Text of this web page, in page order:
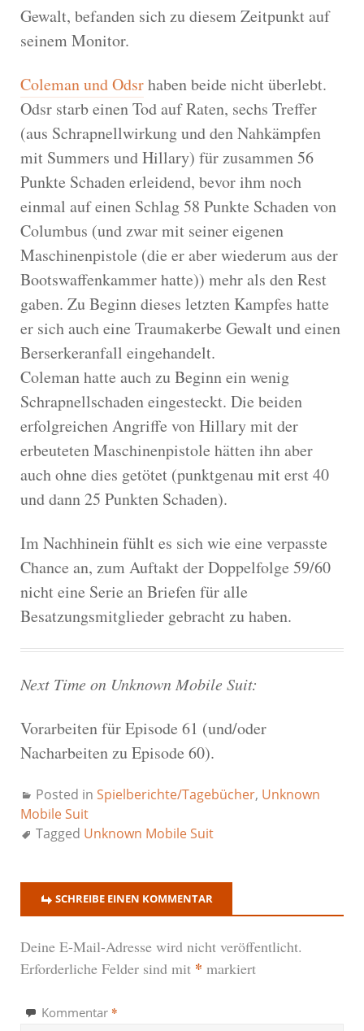
Gewalt, befanden sich zu diesem Zeitpunkt auf
seinem Monitor.
Coleman und Odsrhaben beide nicht überlebt.
Odsr starb einen Tod auf Raten, sechs Treffer
(aus Schrapnellwirkung und den Nahkämpfen
mit Summers und Hillary) für zusammen 56
Punkte Schaden erleidend, bevor ihm noch
einmal auf einen Schlag 58 Punkte Schaden von
Columbus (und zwar mit seiner eigenen
Maschinenpistole (die er aber wiederum aus der
Bootswaffenkammer hatte)) mehr als den Rest
gaben. Zu Beginn dieses letzten Kampfes hatte
er sich auch eine Traumakerbe Gewalt und einen
Berserkeranfall eingehandelt.
Coleman hatte auch zu Beginn ein wenig
Schrapnellschaden eingesteckt. Die beiden
erfolgreichen Angriffe von Hillary mit der
erbeuteten Maschinenpistole hätten ihn aber
auch ohne dies getötet (punktgenau mit erst 40
und dann 25 Punkten Schaden).
Im Nachhinein fühlt es sich wie eine verpasste
Chance an, zum Auftakt der Doppelfolge 59/60
nicht eine Serie an Briefen für alle
Besatzungsmitglieder gebracht zu haben.
Next Time on Unknown Mobile Suit:
Vorarbeiten für Episode 61 (und/oder
Nacharbeiten zu Episode 60).
Posted in Spielberichte/Tagebücher, Unknown
Mobile Suit
Tagged Unknown Mobile Suit
SCHREIBE EINEN KOMMENTAR
Deine E-Mail-Adresse wird nicht veröffentlicht.
Erforderliche Felder sind mit * markiert
Kommentar *